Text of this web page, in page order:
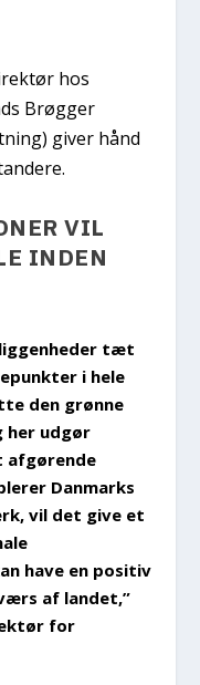
hos
Brøgger
giver hånd
VIL
INDEN
tæt
i hele
den grønne
her udgør
afgørende
Danmarks
vil det give et
have en positiv
af landet,”
for